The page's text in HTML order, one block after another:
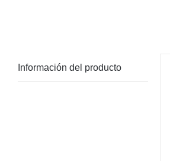
Información del producto